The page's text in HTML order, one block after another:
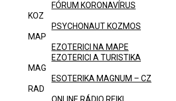
FÓRUM KORONAVÍRUS
KOZ
PSYCHONAUT KOZMOS
MAP
EZOTERICI NA MAPE
EZOTERICI A TURISTIKA
MAG
ESOTERIKA MAGNUM – CZ
RAD